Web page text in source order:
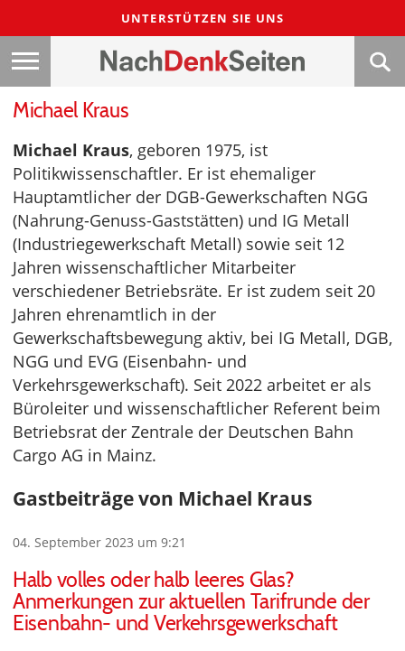
UNTERSTÜTZEN SIE UNS
Michael Kraus
Michael Kraus, geboren 1975, ist
Politikwissenschaftler. Er ist ehemaliger
Hauptamtlicher der DGB-Gewerkschaften NGG
(Nahrung-Genuss-Gaststätten) und IG Metall
(Industriegewerkschaft Metall) sowie seit 12
Jahren wissenschaftlicher Mitarbeiter
verschiedener Betriebsräte. Er ist zudem seit 20
Jahren ehrenamtlich in der
Gewerkschaftsbewegung aktiv, bei IG Metall, DGB,
NGG und EVG (Eisenbahn- und
Verkehrsgewerkschaft). Seit 2022 arbeitet er als
Büroleiter und wissenschaftlicher Referent beim
Betriebsrat der Zentrale der Deutschen Bahn
Cargo AG in Mainz.
Gastbeiträge von Michael Kraus
04. September 2023 um 9:21
Halb volles oder halb leeres Glas?
Anmerkungen zur aktuellen Tarifrunde der
Eisenbahn- und Verkehrsgewerkschaft